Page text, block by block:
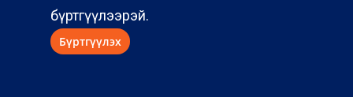
бүртгүүлээрэй.